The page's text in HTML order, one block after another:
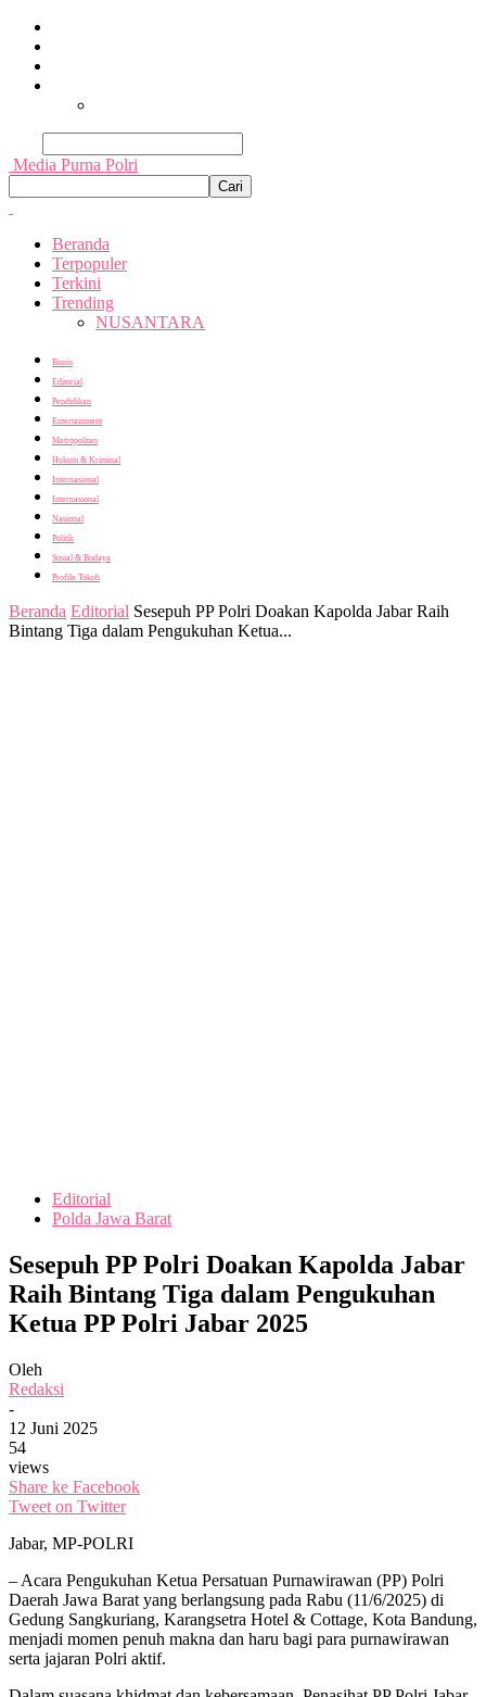
Media Purna Polri
Beranda
Terpopuler
Terkini
Trending
NUSANTARA
Bisnis
Editorial
Pendidikan
Entertainment
Metropolitan
Hukum & Kriminal
Internasional
Internasional
Nasional
Politik
Sosial & Budaya
Profile Tokoh
Beranda Editorial Sesepuh PP Polri Doakan Kapolda Jabar Raih
Bintang Tiga dalam Pengukuhan Ketua...
Editorial
Polda Jawa Barat
Sesepuh PP Polri Doakan Kapolda Jabar
Raih Bintang Tiga dalam Pengukuhan
Ketua PP Polri Jabar 2025
Oleh
Redaksi
-
12 Juni 2025
54
views
Share ke Facebook
Tweet on Twitter
Jabar, MP-POLRI
– Acara Pengukuhan Ketua Persatuan Purnawirawan (PP) Polri
Daerah Jawa Barat yang berlangsung pada Rabu (11/6/2025) di
Gedung Sangkuriang, Karangsetra Hotel & Cottage, Kota Bandung,
menjadi momen penuh makna dan haru bagi para purnawirawan
serta jajaran Polri aktif.